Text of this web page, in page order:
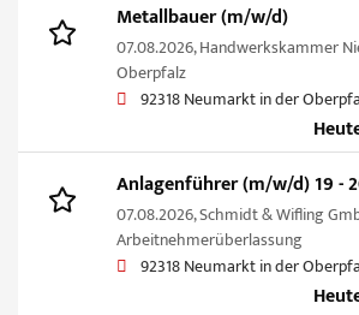
Metallbauer (m/w/d)
07.08.2026,Handwerkskammer
Oberpfalz
92318 Neumarkt in der
Anlagenführer (m/w/d) 19 -
07.08.2026,Schmidt & Wifling
Arbeitnehmerüberlassung
92318 Neumarkt in der